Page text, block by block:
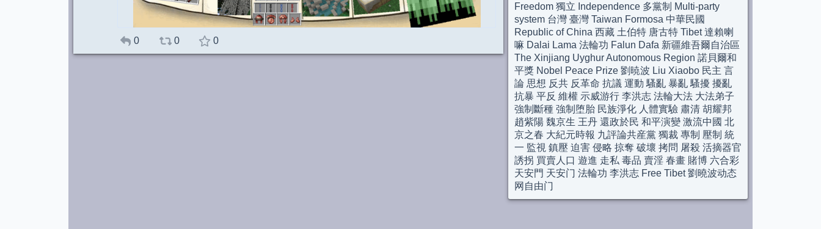
0 0 0
Freedom 獨立 Independence 多黨制 Multi-party
system 台灣 臺灣 Taiwan Formosa 中華民國
Republic of China 西藏 土伯特 唐古特 Tibet 達賴喇
嘛 Dalai Lama 法輪功 Falun Dafa 新疆維吾爾自治區
The Xinjiang Uyghur Autonomous Region 諾貝爾和
平獎 Nobel Peace Prize 劉暁波 Liu Xiaobo 民主 言
論 思想 反共 反革命 抗議 運動 騷亂 暴亂 騷擾 擾亂
抗暴 平反 維權 示威游行 李洪志 法輪大法 大法弟子
強制斷種 強制堕胎 民族淨化 人體實驗 肅清 胡耀邦
趙紫陽 魏京生 王丹 還政於民 和平演變 激流中國 北
京之春 大紀元時報 九評論共産黨 獨裁 專制 壓制 統
一 監視 鎮壓 迫害 侵略 掠奪 破壞 拷問 屠殺 活摘器官
誘拐 買賣人口 遊進 走私 毒品 賣淫 春畫 賭博 六合彩
天安門 天安门 法輪功 李洪志 Free Tibet 劉曉波动态
网自由门